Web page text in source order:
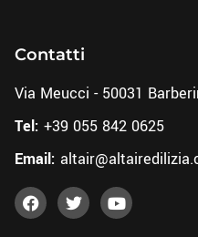
Contatti
Via Meucci - 50031
Tel: +39 055 842 0625
Email: